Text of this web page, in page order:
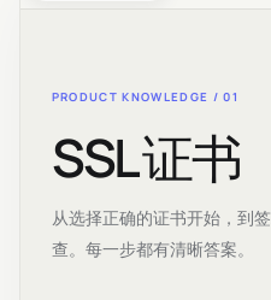
PRODUCT KNOWLEDGE /01
SSL 证书
从选择正确的证书开始，到
查。每一步都有清晰答案。